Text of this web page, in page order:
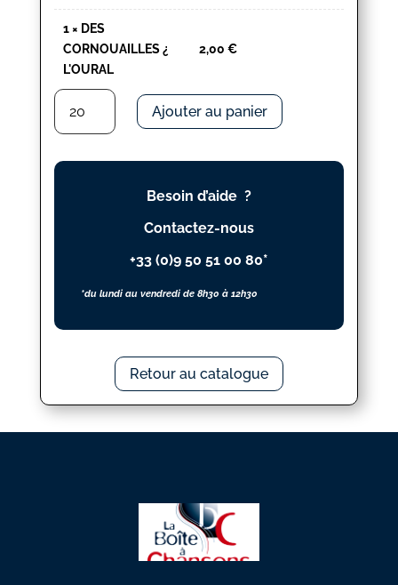
1× DES
CORNOUAILLES ¿
L'OURAL
2,00 €
quantité
DES
CORNOUAILLES
Ajouter au panier
Besoin d’aide ?
Contactez-nous
+33 (0)9 50 51 00 80*
*du lundi au vendredi de 8h30 à 12h30
Retour au catalogue